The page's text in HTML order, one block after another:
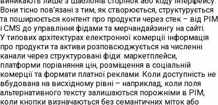
Вони тісно пов’язані з тим, як створюється, структурується
та поширюється контент про продукти через стек – від PIM
і CMS до управління фідами та мерчандайзингу на сайті.
У типових архітектурах електронної комерції інформація
про продукти та активи розповсюджується на численні
канали через структуровані фіди: маркетплейси,
платформи порівняння цін, розміщення в соціальній
комерції та формати платної реклами. Коли доступність не
вбудована на висхідному рівні – наприклад, коли поля
альтернативного тексту залишаються порожніми в PIM,
коли кнопки визначаються без семантичних міток або